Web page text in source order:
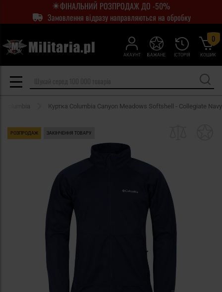
ФІНАЛЬНИЙ РОЗПРОДАЖ ДО -50%
Замовлення відразу направляються на обробку
АКАУНТ ІСТОРІЯ
БАЖАНЕ КОШИК
0
Columbia Куртка Columbia Canyon Meadows Softshell - Collegiate Navy
РОЗПРОДАЖ ЗАКІНЧЕННЯ ТОВАРУ